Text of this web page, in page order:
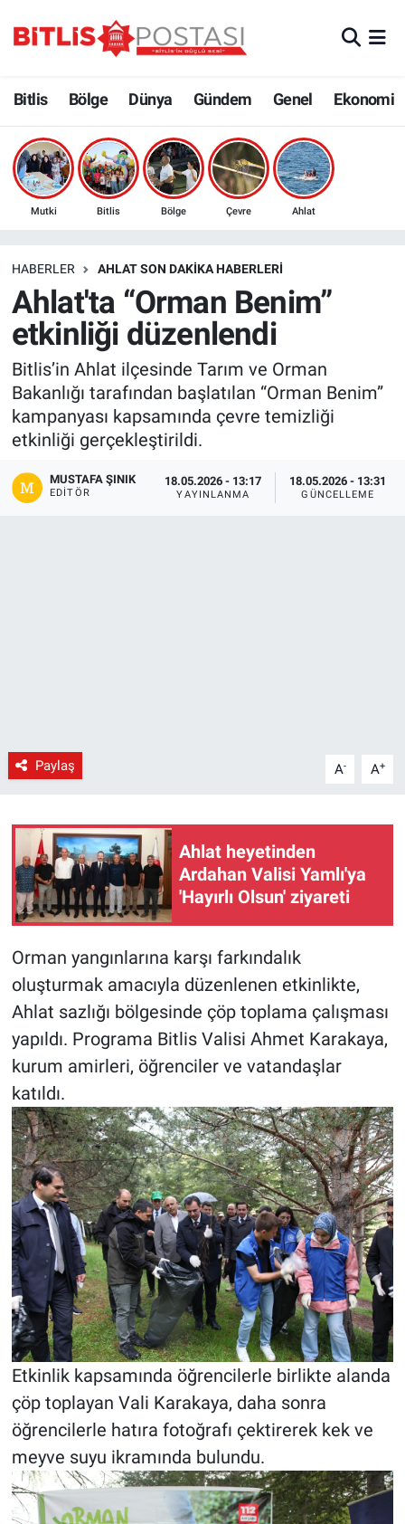
Bitlis Bölge Dünya Gündem Genel Ekonomi
Mutki Bitlis Bölge Çevre Ahlat
HABERLER AHLAT SON DAKIKA HABERLERI
Ahlat'ta “Orman Benim”
etkinliği düzenlendi
Bitlis’in Ahlat ilçesinde Tarım ve Orman
Bakanlığı tarafından başlatılan “Orman Benim”
kampanyası kapsamında çevre temizliği
etkinliği gerçekleştirildi.
MUSTAFA ŞINIK
EDITÖR
18.05.2026 - 13:17
YAYINLANMA
18.05.2026 - 13:31
GÜNCELLEME
Paylaş A- A+
Ahlat heyetinden
Ardahan Valisi Yamlı'ya
'Hayırlı Olsun' ziyareti
Orman yangınlarına karşı farkındalık
oluşturmak amacıyla düzenlenen etkinlikte,
Ahlat sazlığı bölgesinde çöp toplama çalışması
yapıldı. Programa Bitlis Valisi Ahmet Karakaya,
kurum amirleri, öğrenciler ve vatandaşlar
katıldı.
Etkinlik kapsamında öğrencilerle birlikte alanda
çöp toplayan Vali Karakaya, daha sonra
öğrencilerle hatıra fotoğrafı çektirerek kek ve
meyve suyu ikramında bulundu.
Bölge
Çevre
Eğitim
Ekonomi
Genel
Gündem
Kültür-Sanat
Spor
Bitlis Trafik Yoğunluk Haritası
Süper Lig Puan Durumu ve Fikstür
Son Dakika Haberleri
Haber Arşivi